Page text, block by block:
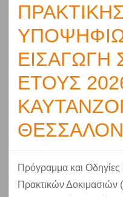
ΕΙΣΑΓΩΓΗ
ΕΤΟΥΣ
Πρόγραμμα και Οδηγίες
Πρακτικών